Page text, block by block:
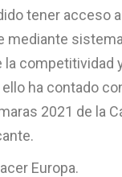
tener acceso
mediante
la competitividad
ha contado
2021 de la
Europa.